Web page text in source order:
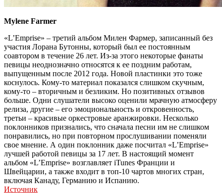
Mylene Farmer
«L’Emprise» – третий альбом Милен Фармер, записанный без
участия Лорана Бутонны, который был ее постоянным
соавтором в течение 26 лет. Из-за этого некоторые фанаты
певицы неоднозначно относятся к ее поздним работам,
выпущенным после 2012 года. Новой пластинки это тоже
коснулось. Кому-то материал показался слишком скучным,
кому-то – вторичным и безликим. Но позитивных отзывов
больше. Одни слушатели высоко оценили мрачную атмосферу
релиза, другие – его эмоциональность и откровенность,
третьи – красивые оркестровые аранжировки. Несколько
поклонников признались, что сначала песни им не слишком
понравились, но при повторном прослушивании поменяли
свое мнение. А один поклонник даже посчитал «L’Emprise»
лучшей работой певицы за 17 лет. В настоящий момент
альбом «L’Emprise» возглавляет iTunes Франции и
Швейцарии, а также входит в топ-10 чартов многих стран,
включая Канаду, Германию и Испанию.
Источник